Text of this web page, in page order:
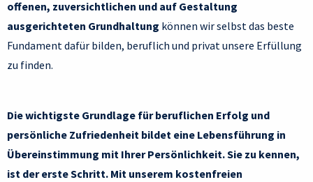
offenen, zuversichtlichen und auf Gestaltung
ausgerichteten Grundhaltung können wir selbst das beste
Fundament dafür bilden, beruflich und privat unsere Erfüllung
zu finden.
Die wichtigste Grundlage für beruflichen Erfolg und
persönliche Zufriedenheit bildet eine Lebensführung in
Übereinstimmung mit Ihrer Persönlichkeit. Sie zu kennen,
ist der erste Schritt. Mit unserem kostenfreien